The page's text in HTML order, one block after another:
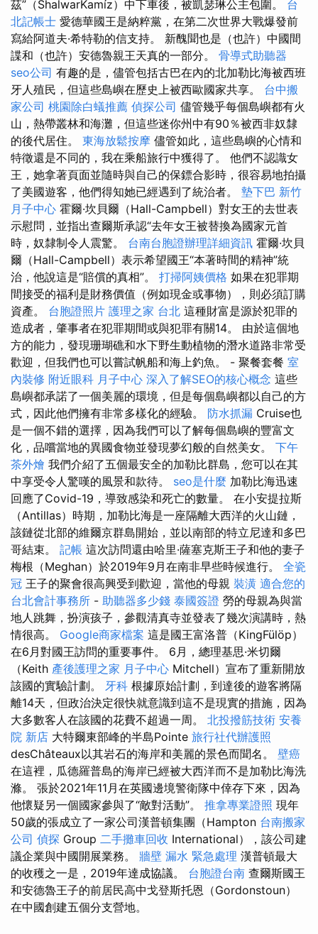
茲”（ShalwarKamíz）中下車後，被凱瑟琳公主包圍。 台
北記帳士 愛德華國王是納粹黨，在第二次世界大戰爆發前
寫給阿道夫·希特勒的信支持。 新醜聞也是（也許）中國間
諜和（也許）安德魯親王天真的一部分。 骨導式助聽器
seo公司 有趣的是，儘管包括古巴在內的北加勒比海被西班
牙人殖民，但這些島嶼在歷史上被西歐國家共享。 台中搬
家公司 桃園除白蟻推薦 偵探公司 儘管幾乎每個島嶼都有火
山，熱帶叢林和海灘，但這些迷你州中有90％被西非奴隸
的後代居住。 東海放鬆按摩 儘管如此，這些島嶼的心情和
特徵還是不同的，我在乘船旅行中獲得了。 他們不認識女
王，她拿著頁面並隨時與自己的保鏢合影時，很容易地拍攝
了美國遊客，他們得知她已經遇到了統治者。 墊下巴 新竹
月子中心 霍爾·坎貝爾（Hall-Campbell）對女王的去世表
示慰問，並指出查爾斯承認“去年女王被替換為國家元首
時，奴隸制令人震驚。 台南台胞證辦理詳細資訊 霍爾·坎貝
爾（Hall-Campbell）表示希望國王“本著時間的精神”統
治，他說這是“賠償的真相”。 打掃阿姨價格 如果在犯罪期
間接受的福利是財務價值（例如現金或事物），則必須訂購
資產。 台胞證照片 護理之家 台北 這種財富是源於犯罪的
造成者，肇事者在犯罪期間或與犯罪有關14。 由於這個地
方的能力，發現珊瑚礁和水下野生動植物的潛水道路非常受
歡迎，但我們也可以嘗試帆船和海上釣魚。 - 聚餐套餐 室
內裝修 附近眼科 月子中心 深入了解SEO的核心概念 這些
島嶼都承諾了一個美麗的環境，但是每個島嶼都以自己的方
式，因此他們擁有非常多樣化的經驗。 防水抓漏 Cruise也
是一個不錯的選擇，因為我們可以了解每個島嶼的豐富文
化，品嚐當地的異國食物並發現夢幻般的自然美女。 下午
茶外燴 我們介紹了五個最安全的加勒比群島，您可以在其
中享受令人驚嘆的風景和款待。 seo是什麼 加勒比海迅速
回應了Covid-19，導致感染和死亡的數量。 在小安提拉斯
（Antillas）時期，加勒比海是一座隔離大西洋的火山鏈，
該鏈從北部的維爾京群島開始，並以南部的特立尼達和多巴
哥結束。 記帳 這次訪問還由哈里·薩塞克斯王子和他的妻子
梅根（Meghan）於2019年9月在南非早些時候進行。 全瓷
冠 王子的聚會很高興受到歡迎，當他的母親 裝潢 適合您的
台北會計事務所 - 助聽器多少錢 泰國簽證 勞的母親為與當
地人跳舞，扮演孩子，參觀清真寺並發表了幾次演講時，熱
情很高。 Google商家檔案 這是國王富洛普（KingFülöp）
在6月對國王訪問的重要事件。 6月，總理基思·米切爾
（Keith 產後護理之家 月子中心 Mitchell）宣布了重新開放
該國的實驗計劃。 牙科 根據原始計劃，到達後的遊客將隔
離14天，但政治決定很快就意識到這不是現實的措施，因為
大多數客人在該國的花費不超過一周。 北投撥筋技術 安養
院 新店 大特爾東部峰的半島Pointe 旅行社代辦護照
desChâteaux以其岩石的海岸和美麗的景色而聞名。 壁癌
在這裡，瓜德羅普島的海岸已經被大西洋而不是加勒比海洗
滌。 張於2021年11月在英國邊境警衛隊中倖存下來，因為
他懷疑另一個國家參與了“敵對活動”。 推拿專業證照 現年
50歲的張成立了一家公司漢普頓集團（Hampton 台南搬家
公司 偵探 Group 二手攤車回收 International），該公司建
議企業與中國開展業務。 牆壁 漏水 緊急處理 漢普頓最大
的收穫之一是，2019年達成協議。 台胞證台南 查爾斯國王
和安德魯王子的前居民高中戈登斯托恩（Gordonstoun）
在中國創建五個分支營地。